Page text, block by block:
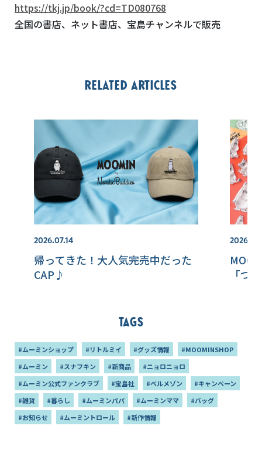
https://tkj.jp/book/?cd=TD080768
全国の書店、ネット書店、宝島チャンネルで販売
Related articles
2026.07.14
帰ってきた！大人気完売中だった
CAP♪
「つ
Tags
#ムーミンショップ #リトルミイ #グッズ情報
#MOOMINSHOP
#ムーミン
#スナフキン #新商品
#ニョロニョロ
#ムーミン公式ファンクラブ
#宝島社 #ベルメゾン
#キャンペーン
#雑貨
#暮らし #ムーミンパパ #ムーミンママ
#バッグ
#お知らせ
#ムーミントロール #新作情報